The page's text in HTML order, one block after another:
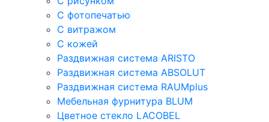
С фотопечатью
С витражом
С кожей
Раздвижная система ARISTO
Раздвижная система ABSOLUT
Раздвижная система RAUMplus
Мебельная фурнитура BLUM
Цветное стекло LACOBEL